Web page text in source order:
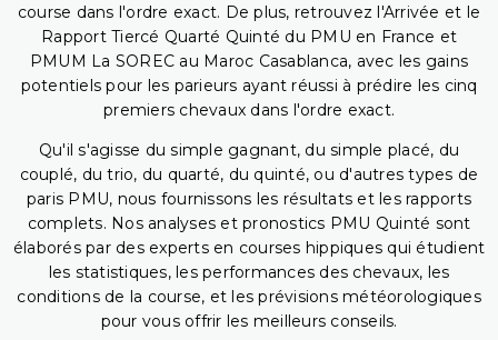
course dans l'ordre exact. De plus, retrouvez l'Arrivée et le
Rapport Tiercé Quarté Quinté du PMU en France et
PMUM La SOREC au Maroc Casablanca, avec les gains
potentiels pour les parieurs ayant réussi à prédire les cinq
premiers chevaux dans l'ordre exact.
Qu'il s'agisse du simple gagnant, du simple placé, du
couplé, du trio, du quarté, du quinté, ou d'autres types de
paris PMU, nous fournissons les résultats et les rapports
complets. Nos analyses et pronostics PMU Quinté sont
élaborés par des experts en courses hippiques qui étudient
les statistiques, les performances des chevaux, les
conditions de la course, et les prévisions météorologiques
pour vous offrir les meilleurs conseils.